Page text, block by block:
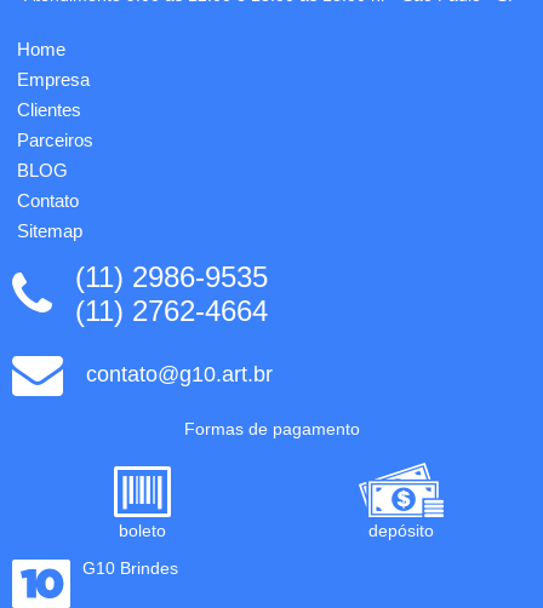
Home
Empresa
Clientes
Parceiros
BLOG
Contato
Sitemap
(11) 2986-9535
(11) 2762-4664
contato@g10.art.br
Formas de pagamento
boleto
depósito
G10 Brindes